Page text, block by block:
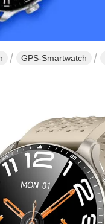
GPS-Smartwatch